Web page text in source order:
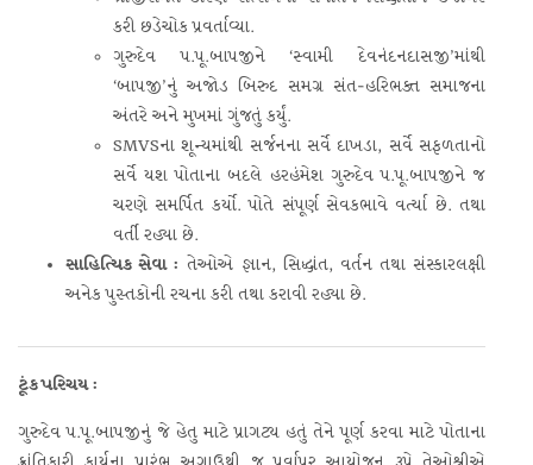
કરી છડેચોક પ્રવર્તાવ્યા.
ગુરુદેવ પ.પૂ.બાપજીને ‘સ્વામી દેવનંદનદાસજી’માંથી
‘બાપજી’નું અજોડ બિરુદ સમગ્ર સંત-હરિભક્ત સમાજના
અંતરે અને મુખમાં ગુંજતું કર્યું.
SMVSના શૂન્યમાંથી સર્જનના સર્વે દાખડા, સર્વે સફળતાનો
સર્વે યશ પોતાના બદલે હરહંમેશ ગુરુદેવ પ.પૂ.બાપજીને જ
ચરણે સમર્પિત કર્યો. પોતે સંપૂર્ણ સેવકભાવે વર્ત્યા છે. તથા
વર્તી રહ્યા છે.
સાહિત્યિક સેવા : તેઓએ જ્ઞાન, સિદ્ધાંત, વર્તન તથા સંસ્કારલક્ષી
અનેક પુસ્તકોની રચના કરી તથા કરાવી રહ્યા છે.
ટૂંક પરિચય :
ગુરુદેવ પ.પૂ.બાપજીનું જે હેતુ માટે પ્રાગટ્ય હતું તેને પૂર્ણ કરવા માટે પોતાના